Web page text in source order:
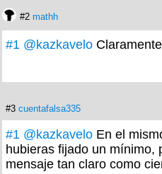
#2 mathh
#1 @kazkavelo
#3 cuentafalsa335
#1 @kazkavelo En el
hubieras fijado un mínimo,
mensaje tan claro como